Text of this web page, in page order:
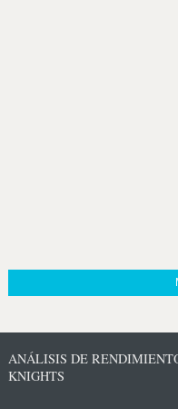
ANÁLISIS DE
KNIGHTS